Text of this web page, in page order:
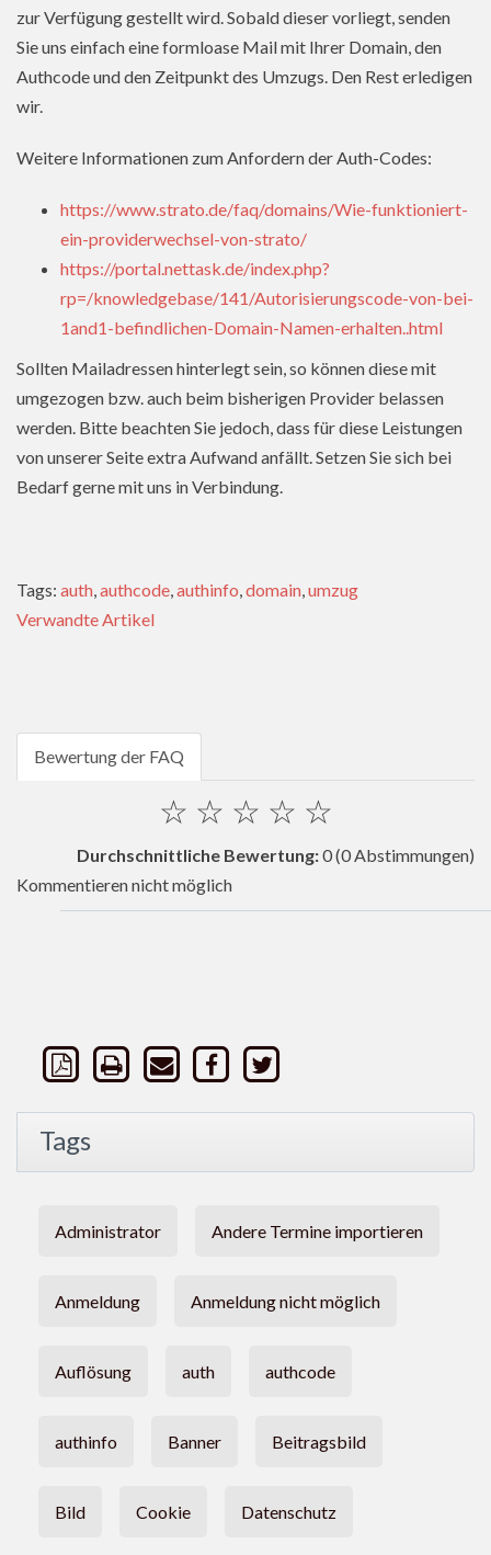
zur Verfügung gestellt wird. Sobald dieser vorliegt, senden
Sie uns einfach eine formloase Mail mit Ihrer Domain, den
Authcode und den Zeitpunkt des Umzugs. Den Rest erledigen
wir.
Weitere Informationen zum Anfordern der Auth-Codes:
https://www.strato.de/faq/domains/Wie-funktioniert-
ein-providerwechsel-von-strato/
https://portal.nettask.de/index.php?
rp=/knowledgebase/141/Autorisierungscode-von-bei-
1and1-befindlichen-Domain-Namen-erhalten..html
Sollten Mailadressen hinterlegt sein, so können diese mit
umgezogen bzw. auch beim bisherigen Provider belassen
werden. Bitte beachten Sie jedoch, dass für diese Leistungen
von unserer Seite extra Aufwand anfällt. Setzen Sie sich bei
Bedarf gerne mit uns in Verbindung.
Tags: auth,authcode,authinfo,domain,umzug
Verwandte Artikel
Bewertung der FAQ
☆
☆
☆
☆
☆
Durchschnittliche Bewertung:0(0 Abstimmungen)
Kommentieren nicht möglich
Tags
Administrator Andere Termine importieren
Anmeldung Anmeldung nicht möglich
Auflösung auth authcode
authinfo Banner Beitragsbild
Bild Cookie Datenschutz